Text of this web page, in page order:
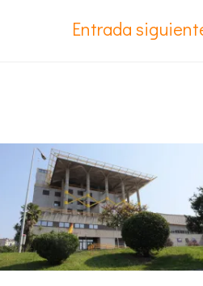
Entrada